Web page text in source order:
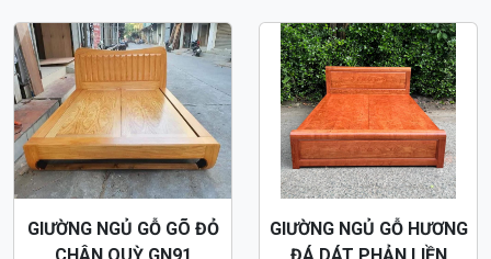
GIƯỜNG NGỦ GỖ GÕ ĐỎ
GIƯỜNG NGỦ GỖ HƯƠNG